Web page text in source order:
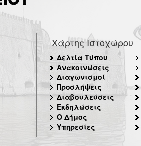
Χάρτης Ιστοχώρου
Δελτία Τύπου
Ανακοινώσεις
Διαγωνισμοί
Προσλήψεις
Διαβουλεύσεις
Εκδηλώσεις
Ο Δήμος
Υπηρεσίες